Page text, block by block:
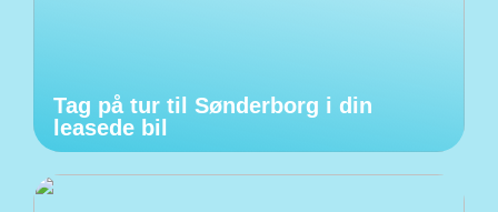
Tag på tur til Sønderborg i din
leasede bil